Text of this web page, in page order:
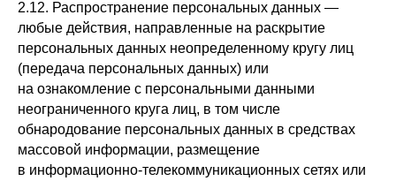
2.12. Распространение персональных данных —
любые действия, направленные на раскрытие
персональных данных неопределенному кругу лиц
(передача персональных данных) или
на ознакомление с персональными данными
неограниченного круга лиц, в том числе
обнародование персональных данных в средствах
массовой информации, размещение
в информационно-телекоммуникационных сетях или